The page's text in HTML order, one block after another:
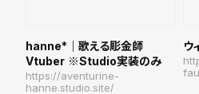
hanne*｜歌える彫金師
Vtuber ※Studio実装のみ
https://aventurine-
hanne.studio.site/
ウ